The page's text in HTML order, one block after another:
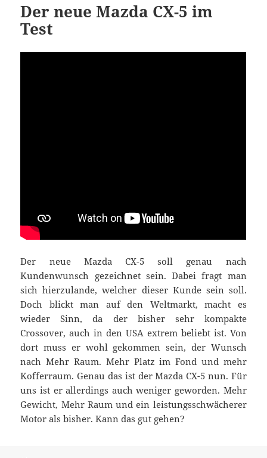
Der neue Mazda CX-5 im
Test
Der neue Mazda CX-5 soll genau nach
Kundenwunsch gezeichnet sein. Dabei fragt man
sich hierzulande, welcher dieser Kunde sein soll.
Doch blickt man auf den Weltmarkt, macht es
wieder Sinn, da der bisher sehr kompakte
Crossover, auch in den USA extrem beliebt ist. Von
dort muss er wohl gekommen sein, der Wunsch
nach Mehr Raum. Mehr Platz im Fond und mehr
Kofferraum. Genau das ist der Mazda CX-5 nun. Für
uns ist er allerdings auch weniger geworden. Mehr
Gewicht, Mehr Raum und ein leistungsschwächerer
Motor als bisher. Kann das gut gehen?